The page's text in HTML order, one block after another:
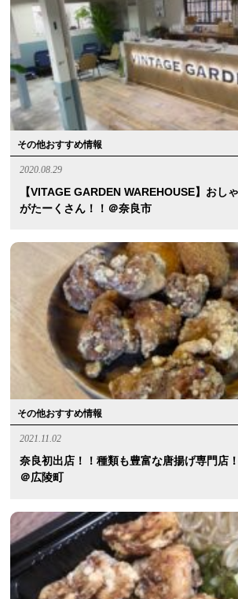
その他おすすめ情報
2020.08.29
【VITAGE GARDEN WAREHOUSE】おし
がたーくさん！！＠奈良市
その他おすすめ情報
2021.11.02
奈良初出店！！種類も豊富な唐揚げ専門店
＠広陵町